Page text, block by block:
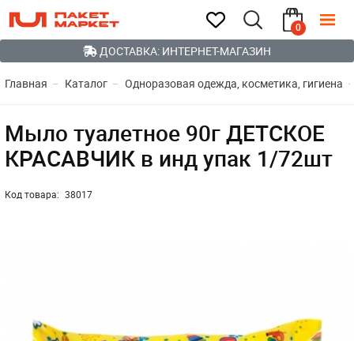
0
ДОСТАВКА: ИНТЕРНЕТ-МАГАЗИН
Главная Каталог Одноразовая одежда, косметика, гигиена
Мыло туалетное 90г ДЕТСКОЕ
КРАСАВЧИК в инд упак 1/72шт
Код товара: 38017